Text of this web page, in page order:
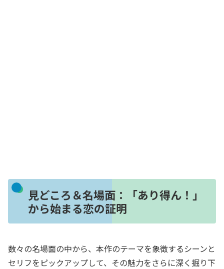
見どころ＆名場面：「あり得ん！」
から始まる恋の証明
数々の名場面の中から、本作のテーマを象徴するシーンと
セリフをピックアップして、その魅力をさらに深く掘り下